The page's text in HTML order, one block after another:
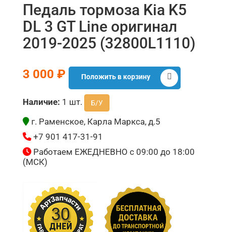
Педаль тормоза Kia K5
DL 3 GT Line оригинал
2019-2025 (32800L1110)
3 000 ₽ Положить в корзину
Наличие: 1 шт. Б/У
г. Раменское, Карла Маркса, д.5
+7 901 417-31-91
Работаем ЕЖЕДНЕВНО с 09:00 до 18:00
(МСК)